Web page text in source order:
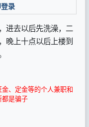
录
进去以后先洗澡，二
晚上十点以后上楼到
、定金等的个人兼职和
是骗子